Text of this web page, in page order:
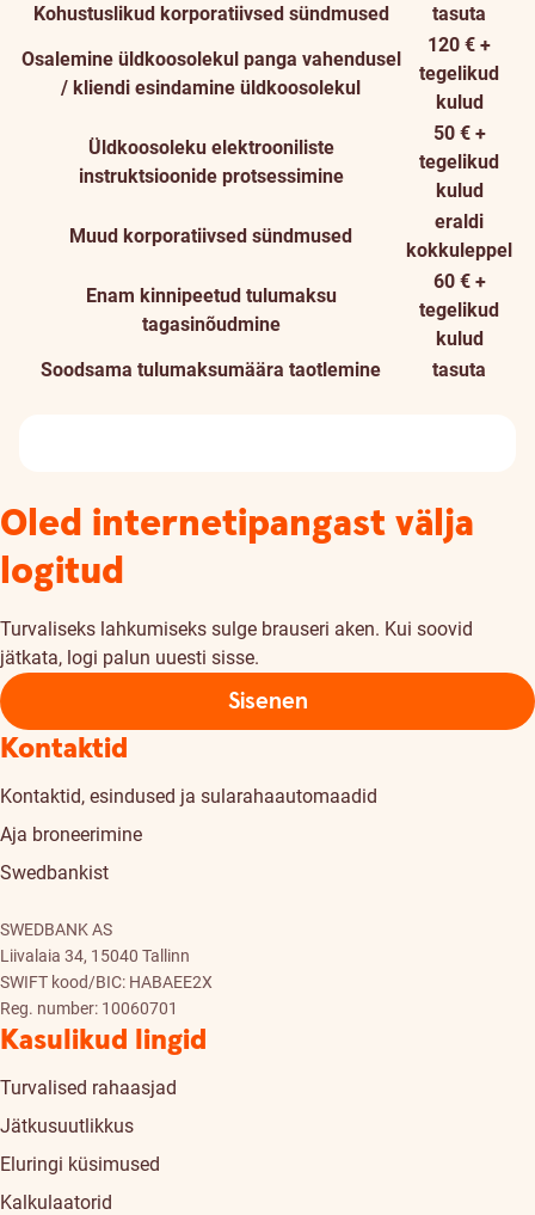
Kohustuslikud korporatiivsed sündmused
tasuta
Osalemine üldkoosolekul panga vahendusel
/ kliendi esindamine üldkoosolekul
120 € +
tegelikud
kulud
Üldkoosoleku elektrooniliste
instruktsioonide protsessimine
50 € +
tegelikud
kulud
Muud korporatiivsed sündmused
eraldi
kokkuleppel
Enam kinnipeetud tulumaksu
tagasinõudmine
60 € +
tegelikud
kulud
Soodsama tulumaksumäära taotlemine
tasuta
Oled internetipangast välja
logitud
Turvaliseks lahkumiseks sulge brauseri aken. Kui soovid
jätkata, logi palun uuesti sisse.
Sisenen
Kontaktid
Kontaktid, esindused ja sularahaautomaadid
Aja broneerimine
Swedbankist
SWEDBANK AS
Liivalaia 34, 15040 Tallinn
SWIFT kood/BIC: HABAEE2X
Reg. number: 10060701
Kasulikud lingid
Turvalised rahaasjad
Jätkusuutlikkus
Eluringi küsimused
Kalkulaatorid